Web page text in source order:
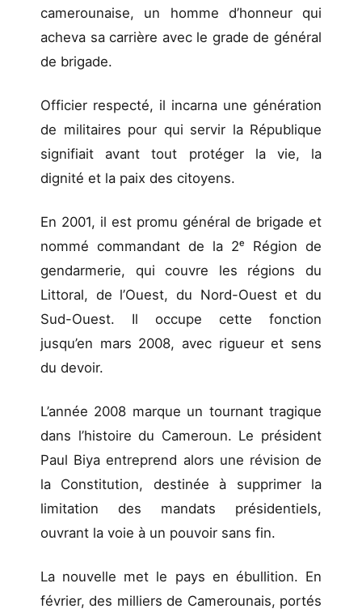
camerounaise, un homme d’honneur qui
acheva sa carrière avec le grade de général
de brigade.
Officier respecté, il incarna une génération
de militaires pour qui servir la République
signifiait avant tout protéger la vie, la
dignité et la paix des citoyens.
En 2001, il est promu général de brigade et
nommé commandant de la 2ᵉ Région de
gendarmerie, qui couvre les régions du
Littoral, de l’Ouest, du Nord-Ouest et du
Sud-Ouest. Il occupe cette fonction
jusqu’en mars 2008, avec rigueur et sens
du devoir.
L’année 2008 marque un tournant tragique
dans l’histoire du Cameroun. Le président
Paul Biya entreprend alors une révision de
la Constitution, destinée à supprimer la
limitation des mandats présidentiels,
ouvrant la voie à un pouvoir sans fin.
La nouvelle met le pays en ébullition. En
février, des milliers de Camerounais, portés